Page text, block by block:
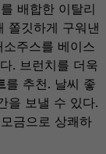
배합한 이탈리
쫄깃하게 구워낸
주스를 베이스
. 브런치를 더욱
를 추천. 날씨 좋
을 보낼 수 있다.
금으로 상쾌하